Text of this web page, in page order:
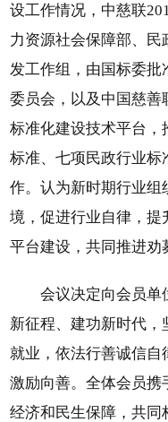
设工作情况，中慈联
力资源社会保障部、
发工作组，由国标委
委员会，以及中国慈善
标准化建设技术平台，
标准、七项民政行业
作。认为新时期行业
境，促进行业自律，
平台建设，共同推进劝
会议决定向会员单
新征程、建功新时代
就业，依法行善诚信
激励向善。全体会员携
经济和民生保障，共同